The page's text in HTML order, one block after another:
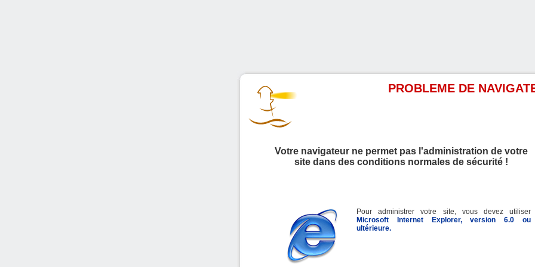
PROBLEME DE
Votre navigateur ne permet pas l'administration de votre
site dans des conditions normales de sécurité !
Pour administrer votre site, vous devez utiliser
Microsoft Internet Explorer, version 6.0 ou
ultérieure.